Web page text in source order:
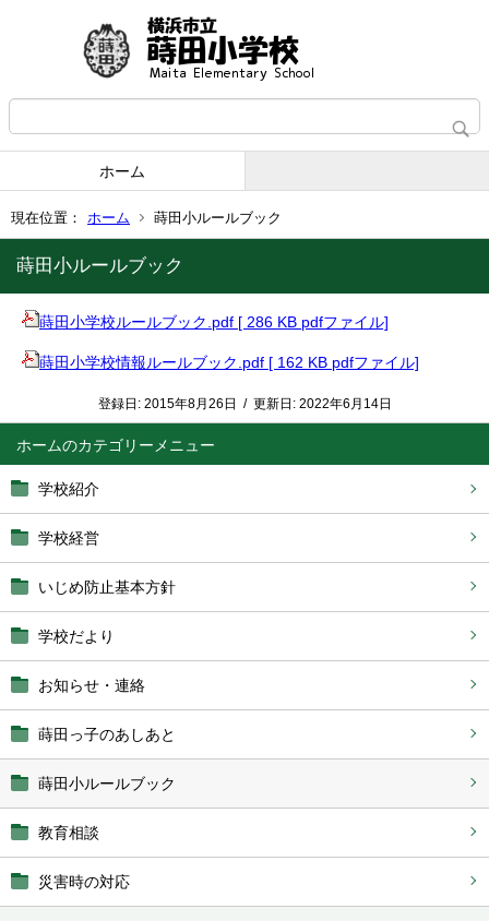
ホーム
現在位置： ホーム 蒔田小ルールブック
ホーム
学校紹介
学校経営
いじめ防止基本方針
学校だより
お知らせ・連絡
蒔田っ子のあしあと
蒔田小ルールブック
教育相談
災害時の対応
蒔田小ルールブック
蒔田小学校ルールブック.pdf [ 286 KB pdfファイル]
蒔田小学校情報ルールブック.pdf [ 162 KB pdfファイル]
登録日: 2015年8月26日 / 更新日: 2022年6月14日